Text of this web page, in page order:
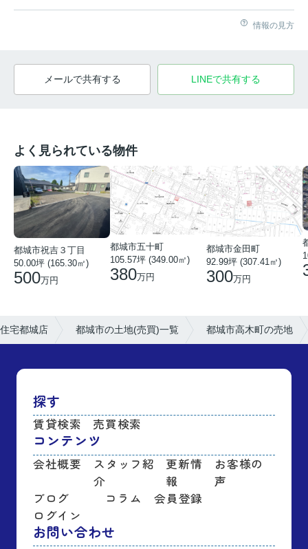
情報の見方
メールで共有する LINEで共有する
よく見られている物件
都城市祝吉３丁目
50.00坪 (165.30㎡)
500万円
都城市五十町
105.57坪 (349.00㎡)
380万円
都城市金田町
92.99坪 (307.41㎡)
300万円
宅都城店 都城市の土地(売買)一覧 都城市高木町の売地
探す
賃貸検索 売買検索
コンテンツ
会社概要
スタッフ紹
介
更新情
報
お客様の
声
ブログ
コラム
会員登録
ログイン
お問い合わせ